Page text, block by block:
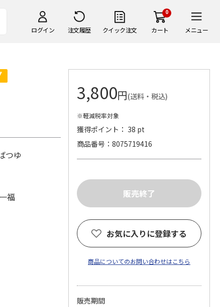
ログイン 注文履歴 クイック注文
0
カート メニュー
つゆ
福
3,800円(送料・税込)
※軽減税率対象
獲得ポイント： 38 pt
商品番号
8075719416
お気に入りに登録する
商品についてのお問い合わせはこちら
販売期間